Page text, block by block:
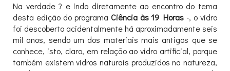
Na verdade ? e indo diretamente ao encontro do tema
desta edição do programa Ciência às 19 Horas -, o vidro
foi descoberto acidentalmente há aproximadamente seis
mil anos, sendo um dos materiais mais antigos que se
conhece, isto, claro, em relação ao vidro artificial, porque
também existem vidros naturais produzidos na natureza,